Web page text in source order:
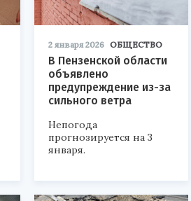
2 января 2026 ОБЩЕСТВО
В Пензенской области
объявлено
предупреждение из-за
сильного ветра
Непогода
прогнозируется на 3
января.